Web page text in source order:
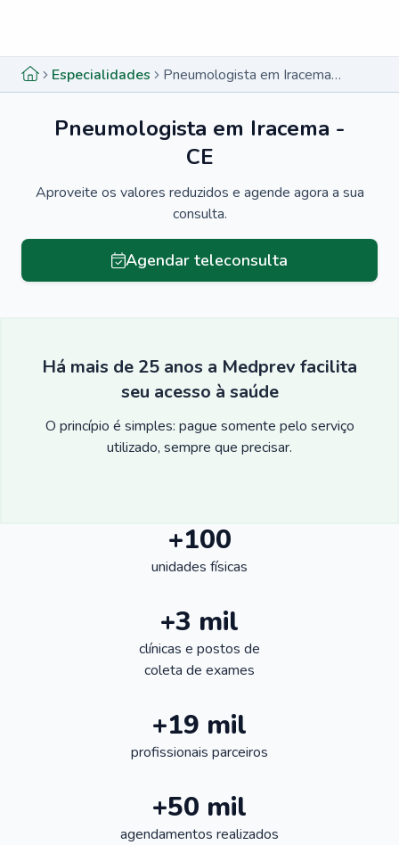
Especialidades Pneumologista em Iracema - CE
Pneumologista em Iracema -
CE
Aproveite os valores reduzidos e agende agora a sua
consulta.
Agendar teleconsulta
Há mais de 25 anos a Medprev facilita
seu acesso à saúde
O princípio é simples: pague somente pelo serviço
utilizado, sempre que precisar.
+100
unidades físicas
+3 mil
clínicas e postos de
coleta de exames
+19 mil
profissionais parceiros
+50 mil
agendamentos realizados